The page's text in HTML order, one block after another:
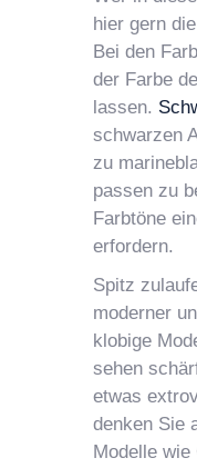
hier gern
Bei den
der Farbe
lassen.
schwarzen
zu
passen zu
Farbtöne
erfordern.
Spitz
moderner
klobige
sehen
etwas
denken Sie
Modelle